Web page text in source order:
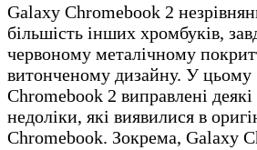
Galaxy Chromebook 2
більшість інших хромбуків,
червоному металічному
витонченому дизайну. У цьому
Chromebook 2 виправлені деякі
недоліки, які виявилися в
Chromebook. Зокрема, Galaxy